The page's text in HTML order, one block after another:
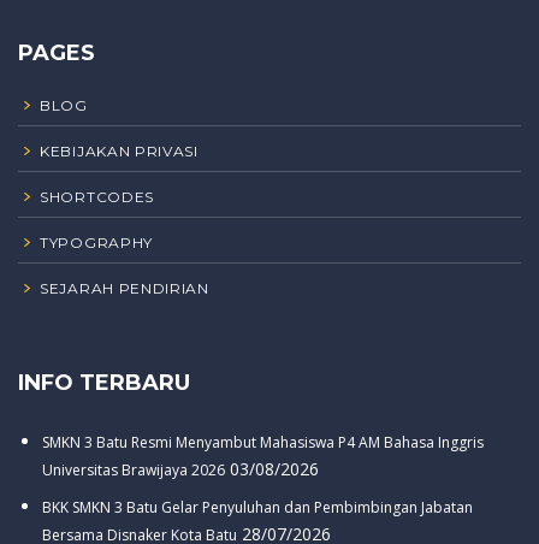
PAGES
BLOG
KEBIJAKAN PRIVASI
SHORTCODES
TYPOGRAPHY
SEJARAH PENDIRIAN
INFO TERBARU
SMKN 3 Batu Resmi Menyambut Mahasiswa P4 AM Bahasa Inggris
Universitas Brawijaya 2026 03/08/2026
BKK SMKN 3 Batu Gelar Penyuluhan dan Pembimbingan Jabatan
Bersama Disnaker Kota Batu 28/07/2026